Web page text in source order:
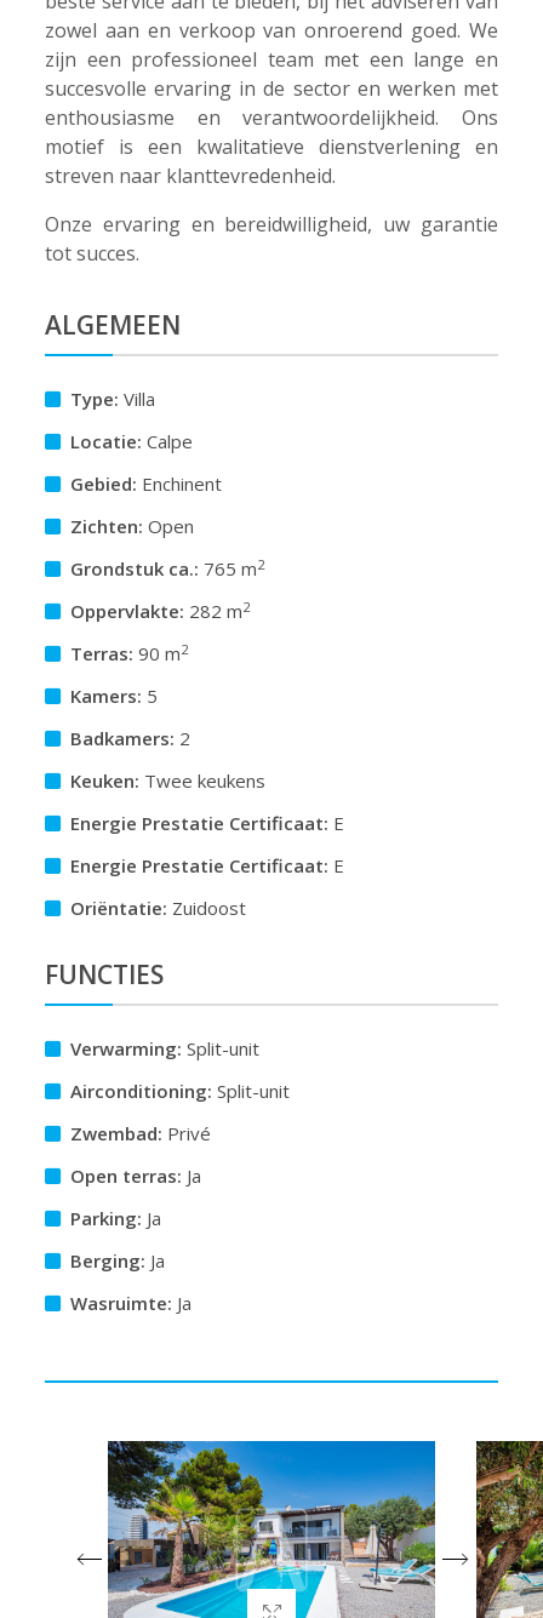
zowel aan en verkoop van onroerend goed. We
zijn een professioneel team met een lange en
succesvolle ervaring in de sector en werken met
enthousiasme en verantwoordelijkheid. Ons
motief is een kwalitatieve dienstverlening en
streven naar klanttevredenheid.
Onze ervaring en bereidwilligheid, uw garantie
tot succes.
ALGEMEEN
Type: Villa
Locatie: Calpe
Gebied: Enchinent
Zichten: Open
Grondstuk ca.: 765 m2
Oppervlakte: 282 m2
Terras: 90 m2
Kamers: 5
Badkamers: 2
Keuken: Twee keukens
Energie Prestatie Certificaat: E
Energie Prestatie Certificaat: E
Oriëntatie: Zuidoost
FUNCTIES
Verwarming: Split-unit
Airconditioning: Split-unit
Zwembad: Privé
Open terras: Ja
Parking: Ja
Berging: Ja
Wasruimte: Ja